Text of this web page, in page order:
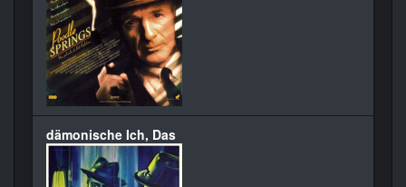
dämonische Ich, Das